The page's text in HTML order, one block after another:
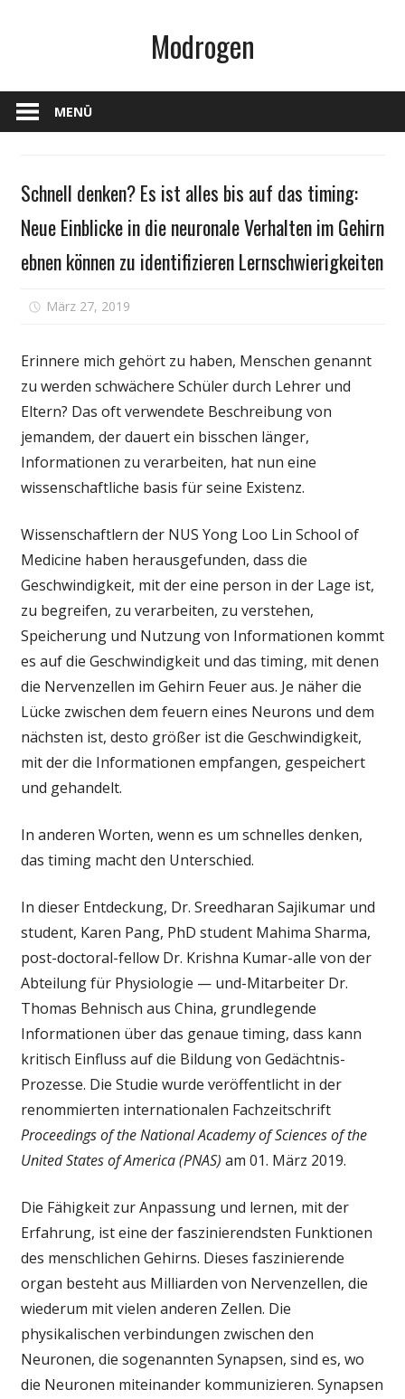
Modrogen
MENÜ
Schnell denken? Es ist alles bis auf das timing:
Neue Einblicke in die neuronale Verhalten im Gehirn
ebnen können zu identifizieren Lernschwierigkeiten
März 27, 2019
Es
ist
alles
auf
Einblicke
die
Verhalten
im
ebnen
können
zu
identifizieren
Erinnere mich gehört zu haben, Menschen genannt
zu werden schwächere Schüler durch Lehrer und
Eltern? Das oft verwendete Beschreibung von
jemandem, der dauert ein bisschen länger,
Informationen zu verarbeiten, hat nun eine
wissenschaftliche basis für seine Existenz.
Wissenschaftlern der NUS Yong Loo Lin School of
Medicine haben herausgefunden, dass die
Geschwindigkeit, mit der eine person in der Lage ist,
zu begreifen, zu verarbeiten, zu verstehen,
Speicherung und Nutzung von Informationen kommt
es auf die Geschwindigkeit und das timing, mit denen
die Nervenzellen im Gehirn Feuer aus. Je näher die
Lücke zwischen dem feuern eines Neurons und dem
nächsten ist, desto größer ist die Geschwindigkeit,
mit der die Informationen empfangen, gespeichert
und gehandelt.
In anderen Worten, wenn es um schnelles denken,
das timing macht den Unterschied.
In dieser Entdeckung, Dr. Sreedharan Sajikumar und
student, Karen Pang, PhD student Mahima Sharma,
post-doctoral-fellow Dr. Krishna Kumar-alle von der
Abteilung für Physiologie — und-Mitarbeiter Dr.
Thomas Behnisch aus China, grundlegende
Informationen über das genaue timing, dass kann
kritisch Einfluss auf die Bildung von Gedächtnis-
Prozesse. Die Studie wurde veröffentlicht in der
renommierten internationalen Fachzeitschrift
Proceedings of the National Academy of Sciences of the
United States of America (PNAS) am 01. März 2019.
Die Fähigkeit zur Anpassung und lernen, mit der
Erfahrung, ist eine der faszinierendsten Funktionen
des menschlichen Gehirns. Dieses faszinierende
organ besteht aus Milliarden von Nervenzellen, die
wiederum mit vielen anderen Zellen. Die
physikalischen verbindungen zwischen den
Neuronen, die sogenannten Synapsen, sind es, wo
die Neuronen miteinander kommunizieren. Synapsen